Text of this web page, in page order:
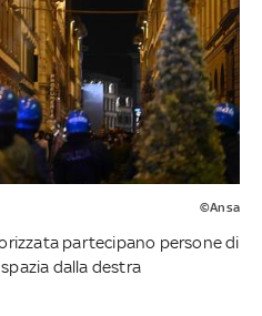
©Ansa
partecipano persone di
dalla destra